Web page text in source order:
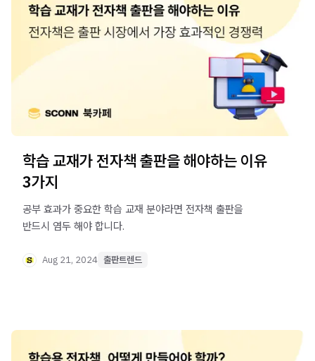
학습 교재가 전자책 출판을 해야하는 이유
3가지
공부 효과가 중요한 학습 교재 분야라면 전자책 출판을
반드시 염두 해야 합니다.
Aug 21, 2024 출판트렌드